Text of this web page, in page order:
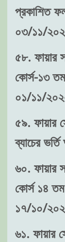
প্রকাশিত
০৩/১১/
৫৮. ফায়ার
কোর্স-১৩ তম
০১/১১/
৫৯. ফায়ার
ব্যাচের
৬০. ফায়ার
কোর্স ১৪
১৭/১০/
৬১. ফায়ার